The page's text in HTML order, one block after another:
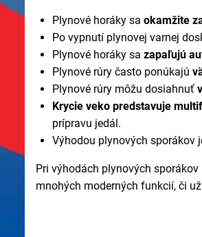
Plynové horáky sa okamžite
Po vypnutí plynovej varnej
Plynové horáky sa zapaľujú
Plynové rúry často ponúkajú
Plynové rúry môžu dosiahnuť
Krycie veko predstavuje
prípravu jedál.
Výhodou plynových sporákov
Pri výhodách plynových
mnohých moderných funkcií, či